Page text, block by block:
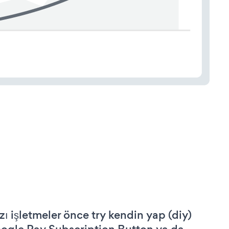
işletmeler önce try kendin yap (diy)